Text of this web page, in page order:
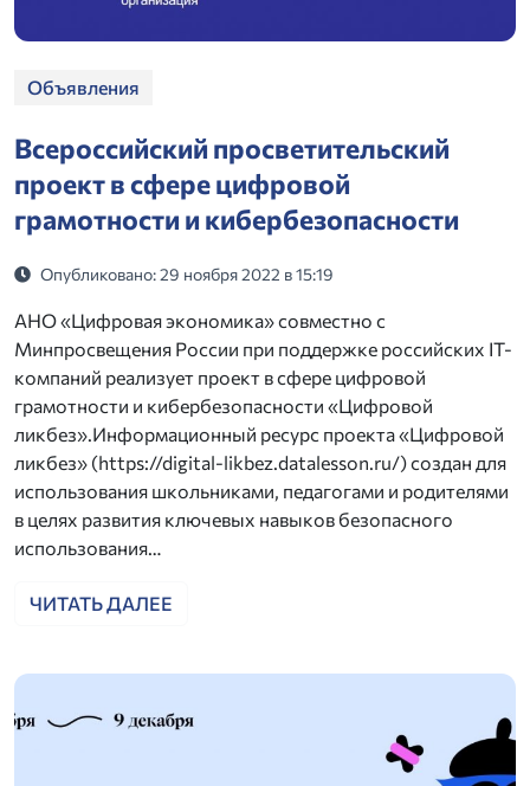
Объявления
Всероссийский просветительский
проект в сфере цифровой
грамотности и кибербезопасности
Опубликовано: 29 ноября 2022 в 15:19
АНО «Цифровая экономика» совместно с
Минпросвещения России при поддержке российских IT-
компаний реализует проект в сфере цифровой
грамотности и кибербезопасности «Цифровой
ликбез».Информационный ресурс проекта «Цифровой
ликбез» (https://digital-likbez.datalesson.ru/) создан для
использования школьниками, педагогами и родителями
в целях развития ключевых навыков безопасного
использования…
ЧИТАТЬ ДАЛЕЕ